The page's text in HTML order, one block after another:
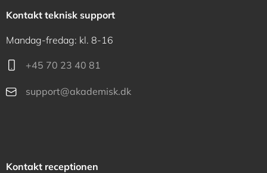
Kontakt teknisk support
Mandag-fredag: kl. 8-16
+45 70 23 40 81
support@akademisk.dk
Kontakt receptionen